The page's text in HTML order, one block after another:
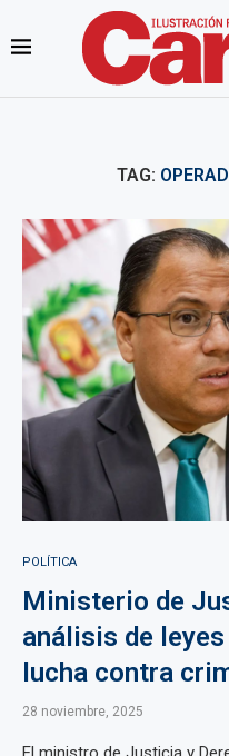
TAG:
POLÍTICA
Ministerio de
análisis de
lucha contra
28 noviembre, 2025